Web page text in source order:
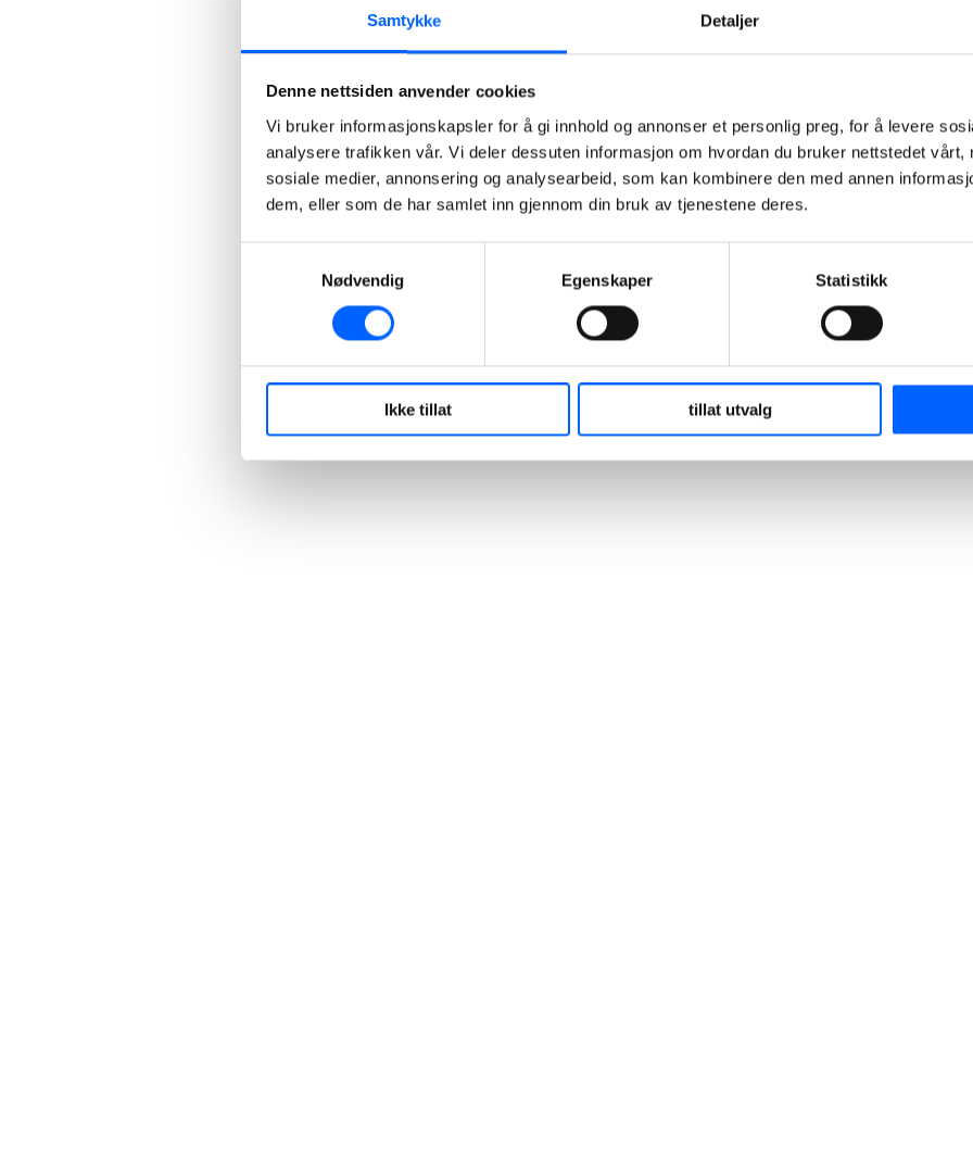
Samtykke Detaljer
Denne nettsiden anvender cookies
Vi bruker informasjonskapsler for å gi innhold og annonser et personlig preg, for å levere
analysere trafikken vår. Vi deler dessuten informasjon om hvordan du bruker nettstedet vårt,
sosiale medier, annonsering og analysearbeid, som kan kombinere den med annen
dem, eller som de har samlet inn gjennom din bruk av tjenestene deres.
Nødvendig
Egenskaper Statistikk
Ikke tillat tillat utvalg
Tonje Sund
Head of Communication Norway,
NCC Group
+47 40 30 42 94
Manager, Media Relations
Norway, NCC Group
+47 951 30 693